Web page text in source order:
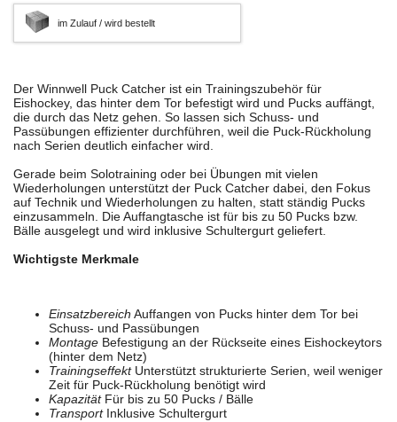
im Zulauf / wird bestellt
Der Winnwell Puck Catcher ist ein Trainingszubehör für
Eishockey, das hinter dem Tor befestigt wird und Pucks auffängt,
die durch das Netz gehen. So lassen sich Schuss- und
Passübungen effizienter durchführen, weil die Puck-Rückholung
nach Serien deutlich einfacher wird.
Gerade beim Solotraining oder bei Übungen mit vielen
Wiederholungen unterstützt der Puck Catcher dabei, den Fokus
auf Technik und Wiederholungen zu halten, statt ständig Pucks
einzusammeln. Die Auffangtasche ist für bis zu 50 Pucks bzw.
Bälle ausgelegt und wird inklusive Schultergurt geliefert.
Wichtigste Merkmale
Einsatzbereich Auffangen von Pucks hinter dem Tor bei
Schuss- und Passübungen
Montage Befestigung an der Rückseite eines Eishockeytors
(hinter dem Netz)
TrainingseffektUnterstützt strukturierte Serien, weil weniger
Zeit für Puck-Rückholung benötigt wird
KapazitätFür bis zu 50 Pucks / Bälle
TransportInklusive Schultergurt